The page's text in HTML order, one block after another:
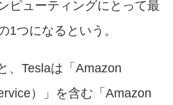
ピューティングにとって最
1つになるという。
、Teslaは「Amazon
）」を含む「Amazon